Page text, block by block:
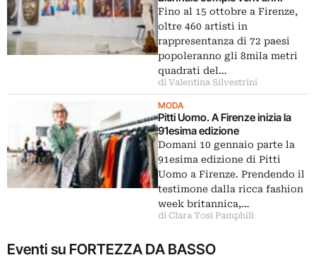
Fino al 15 ottobre a Firenze,
oltre 460 artisti in
rappresentanza di 72 paesi
popoleranno gli 8mila metri
quadrati del…
di Valentina Silvestrini
MODA
Pitti Uomo. A Firenze inizia la
91esima edizione
Domani 10 gennaio parte la
91esima edizione di Pitti
Uomo a Firenze. Prendendo il
testimone dalla ricca fashion
week britannica,…
di Clara Tosi Pamphili
Eventi su FORTEZZA DA BASSO